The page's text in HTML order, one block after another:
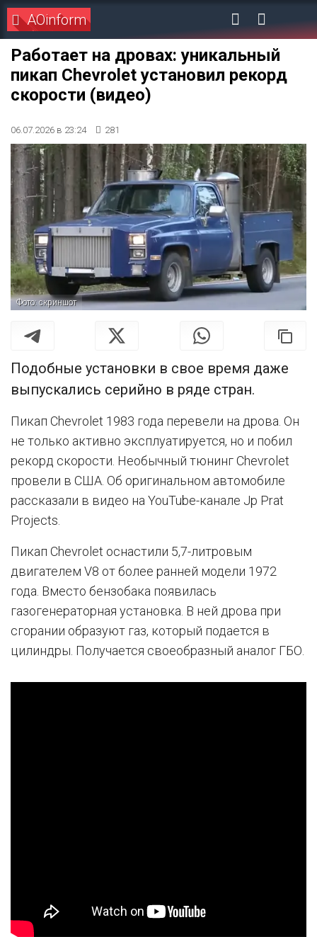
AOinform
Работает на дровах: уникальный
пикап Chevrolet установил рекорд
скорости (видео)
06.07.2026 в 23:24 281
Фото: скриншот
Подобные установки в свое время даже
выпускались серийно в ряде стран.
Пикап Chevrolet 1983 года перевели на дрова. Он
не только активно эксплуатируется, но и побил
рекорд скорости. Необычный тюнинг Chevrolet
провели в США. Об оригинальном автомобиле
рассказали в видео на YouTube-канале Jp Prat
Projects.
Пикап Chevrolet оснастили 5,7-литровым
двигателем V8 от более ранней модели 1972
года. Вместо бензобака появилась
газогенераторная установка. В ней дрова при
сгорании образуют газ, который подается в
цилиндры. Получается своеобразный аналог ГБО.